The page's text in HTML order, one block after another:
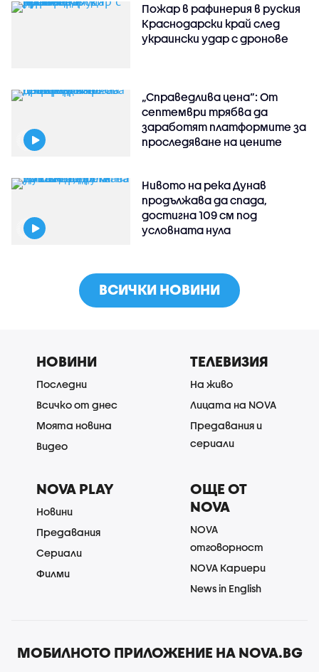
Пожар в рафинерия в руския
Краснодарски край след
украински удар с дронове
„Справедлива цена“: От
септември трябва да
заработят платформите за
проследяване на цените
Нивото на река Дунав
продължава да спада,
достигна 109 см под
условната нула
ВСИЧКИ НОВИНИ
НОВИНИ
Последни
Всичко от днес
Моята новина
Видео
ТЕЛЕВИЗИЯ
На живо
Лицата на NOVA
Предавания и
сериали
NOVA PLAY
Новини
Предавания
Сериали
Филми
ОЩЕ ОТ
NOVA
NOVA
отговорност
NOVA Кариери
News in English
МОБИЛНОТО ПРИЛОЖЕНИЕ НА NOVA.BG